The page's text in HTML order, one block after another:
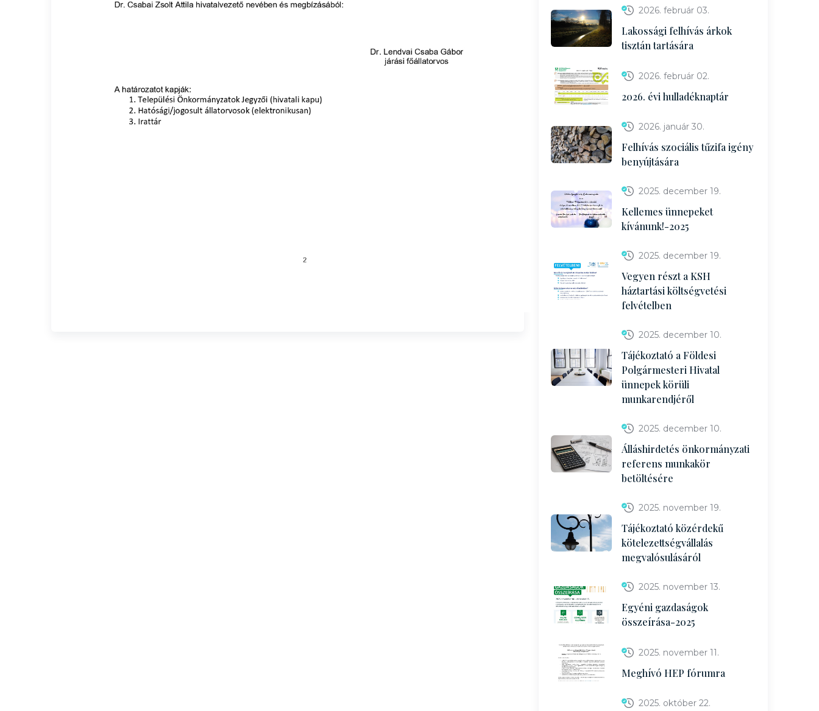
2026. február 03.
Lakossági felhívás árkok
tisztán tartására
2026. február 02.
2026. évi hulladéknaptár
2026. január 30.
Felhívás szociális tűzifa igény
benyújtására
2025. december 19.
Kellemes ünnepeket
kívánunk!-2025
2025. december 19.
Vegyen részt a KSH
háztartási költségvetési
felvételben
2025. december 10.
Tájékoztató a Földesi
Polgármesteri Hivatal
ünnepek körüli
munkarendjéről
2025. december 10.
Álláshirdetés önkormányzati
referens munkakör
betöltésére
2025. november 19.
Tájékoztató közérdekű
kötelezettségvállalás
megvalósulásáról
2025. november 13.
Egyéni gazdaságok
összeírása-2025
2025. november 11.
Meghívó HEP fórumra
2025. október 22.